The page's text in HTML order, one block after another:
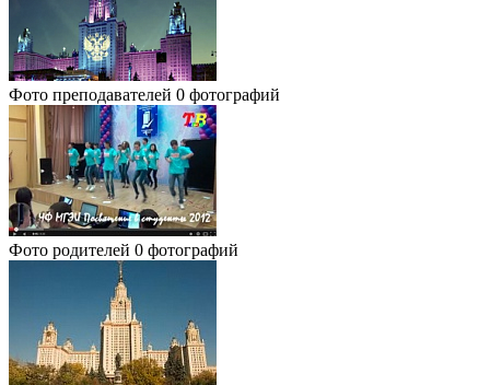
Фото преподавателей 0 фотографий
Фото родителей 0 фотографий